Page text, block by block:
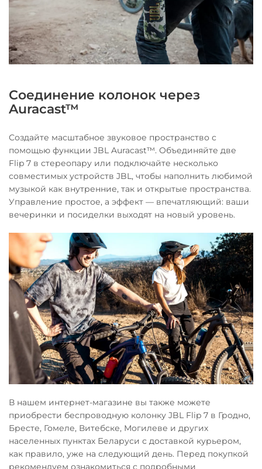
Соединение колонок через
Auracast™
Создайте масштабное звуковое пространство с
помощью функции JBL Auracast™. Объединяйте две
Flip 7 в стереопару или подключайте несколько
совместимых устройств JBL, чтобы наполнить любимой
музыкой как внутренние, так и открытые пространства.
Управление простое, а эффект — впечатляющий: ваши
вечеринки и посиделки выходят на новый уровень.
В нашем интернет-магазине вы также можете
приобрести беспроводную колонку JBL Flip 7 в Гродно,
Бресте, Гомеле, Витебске, Могилеве и других
населенных пунктах Беларуси с доставкой курьером,
как правило, уже на следующий день. Перед покупкой
рекомендуем ознакомиться с подробными